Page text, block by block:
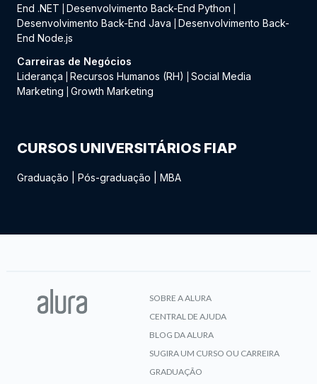
End .NET
Desenvolvimento Back-End Python
Desenvolvimento Back-End Java
Desenvolvimento Back-
End Node.js
Carreiras de Negócios
Liderança
Recursos Humanos (RH)
Social Media
Marketing
Growth Marketing
CURSOS UNIVERSITÁRIOS FIAP
Graduação Pós-graduação MBA
SOBRE A ALURA
CENTRAL DE AJUDA
BLOG DA ALURA
SUGIRA UM CURSO OU CARREIRA
GRADUAÇÃO